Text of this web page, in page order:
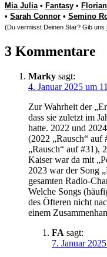
Mia Julia• Fantasy •
• Sarah Connor • Semino
(Du vermisst Deinen Star? Gib uns
3 Kommentare
Marky sagt:
4. Januar 2025 um
Zur Wahrheit der
dass sie zuletzt im
hatte. 2022 und
(2022 „Rausch“ auf
„Rausch“ auf #31),
Kaiser war da mit
2023 war der Song
gesamten Radio-
Welche Songs
des Öfteren nicht
einem
FA sagt:
7. Januar